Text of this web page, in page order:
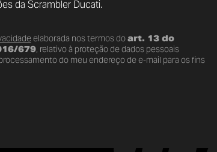
da Scrambler Ducati.
elaborada nos termos doart. 13 do
679, relativo à proteção de dados pessoais
do meu endereço de e-mail para os fins